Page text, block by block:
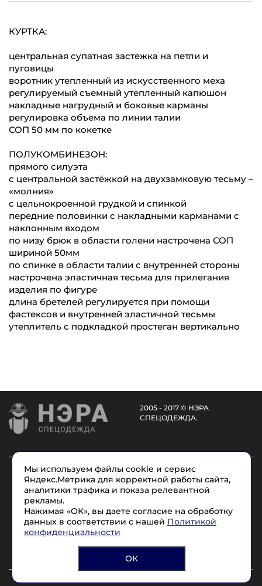
КУРТКА:
центральная супатная застежка на петли и
пуговицы
воротник утепленный из искусственного меха
регулируемый съемный утепленный капюшон
накладные нагрудный и боковые карманы
регулировка объема по линии талии
СОП 50 мм по кокетке
ПОЛУКОМБИНЕЗОН:
прямого силуэта
с центральной застёжкой на двухзамковую тесьму –
«молния»
с цельнокроенной грудкой и спинкой
передние половинки с накладными карманами с
наклонным входом
по низу брюк в области голени настрочена СОП
шириной 50мм
по спинке в области талии с внутренней стороны
настрочена эластичная тесьма для прилегания
изделия по фигуре
длина бретелей регулируется при помощи
фастексов и внутренней эластичной тесьмы
утеплитель с подкладкой простеган вертикально
2005 - 2017 © НЭРА
СПЕЦОДЕЖДА.
Каталог Услуги О компании
Доставка
Размеры
Условные обозначения Контакты
8 (965) 715-17-17
Согласие на обработку персональных данных
Мы используем файлы cookie и сервис
Яндекс.Метрика для корректной работы сайта,
аналитики трафика и показа релевантной
рекламы.
Нажимая «ОК», вы даете согласие на обработку
данных в соответствии с нашей Политикой
конфиденциальности
ОК